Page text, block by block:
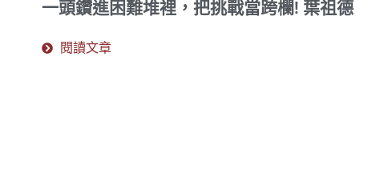
一頭鑽進困難堆裡，把挑戰當跨欄! 葉祖德
閱讀文章